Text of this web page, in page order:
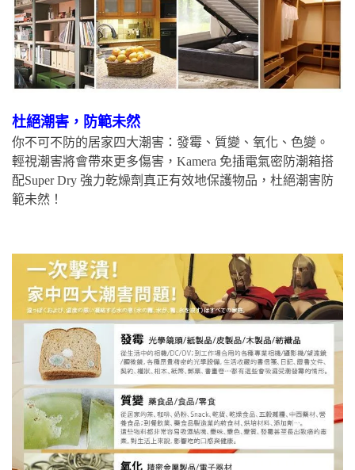
杜絕潮害，防範未然
你不可不防的居家四大潮害：發霉、質變、氧化、色變。
輕視潮害將會帶來更多傷害，Kamera 免插電氣密防潮箱搭
配Super Dry 強力乾燥劑真正有效地保護物品，杜絕潮害防
範未然！